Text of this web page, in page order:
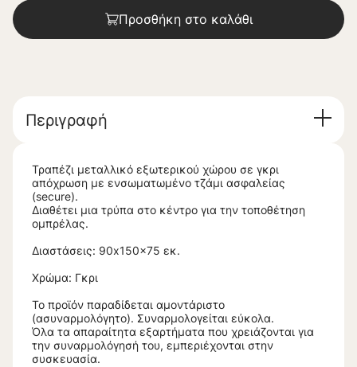
Προσθήκη στο καλάθι
Περιγραφή
Τραπέζι μεταλλικό εξωτερικού χώρου σε γκρι
απόχρωση με ενσωματωμένο τζάμι ασφαλείας
(secure).
Διαθέτει μια τρύπα στο κέντρο για την τοποθέτηση
ομπρέλας.
Διαστάσεις: 90x150x75 εκ.
Χρώμα: Γκρι
Το προϊόν παραδίδεται αμοντάριστο
(ασυναρμολόγητο). Συναρμολογείται εύκολα.
Όλα τα απαραίτητα εξαρτήματα που χρειάζονται για
την συναρμολόγησή του, εμπεριέχονται στην
συσκευασία.